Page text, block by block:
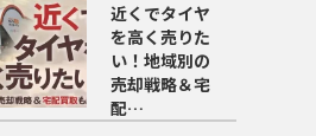
近くでタイヤ
を高く売りた
い！地域別の
売却戦略＆宅
配…